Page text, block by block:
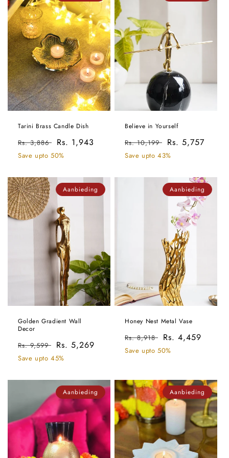
Tarini Brass Candle Dish
Normale
prijs
Rs. 3,886 Aanbiedingsprijs
Rs. 1,943
Save upto 50%
Believe in Yourself
Normale
prijs
Rs. 10,199 Rs. 5,757
Save upto 43%
Aanbieding
Golden Gradient Wall
Decor
Normale
prijs
Rs. 9,599 Aanbiedingsprijs
Rs. 5,269
Save upto 45%
Aanbieding
Honey Nest Metal Vase
Normale
prijs
Rs. 8,918 Aanbiedingsprijs
Rs. 4,459
Save upto 50%
Aanbieding Aanbieding